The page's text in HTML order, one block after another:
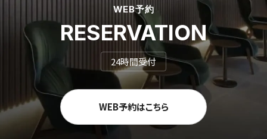
WEB予約
RESERVATION
24時間受付
WEB予約はこちら